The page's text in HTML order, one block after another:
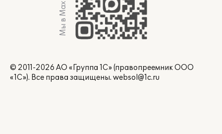
Мы в Max
© 2011-2026 АО «Группа 1С» (правопреемник ООО
«1С»). Все права защищены. websol@1c.ru